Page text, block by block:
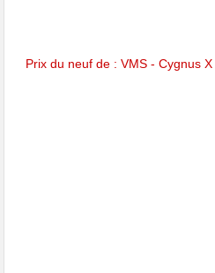
Prix du neuf de : VMS - Cygnus X